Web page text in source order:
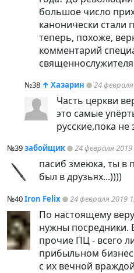
большое число
канонически стали
теперь, похоже,
комментарий
№38 ↑ Хазарин 24
Часть церкви
это самые
русские,пока
№39забойщик 24 февраля 2019
пасиб змеюка, ты в
был в друзьях...))))
№40Iron Felix 24 февраля 2019
По настоящему
нужны посредники.
прочие ПЦ - всего
прибыльном
с их вечной